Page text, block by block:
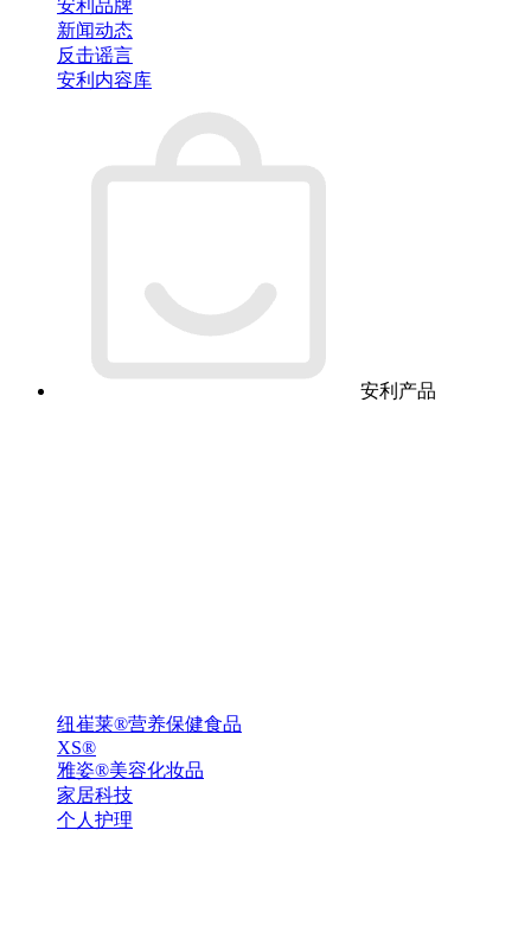
安利品牌
新闻动态
反击谣言
安利内容库
安利产品
纽崔莱®营养保健食品
XS®
雅姿®美容化妆品
家居科技
个人护理